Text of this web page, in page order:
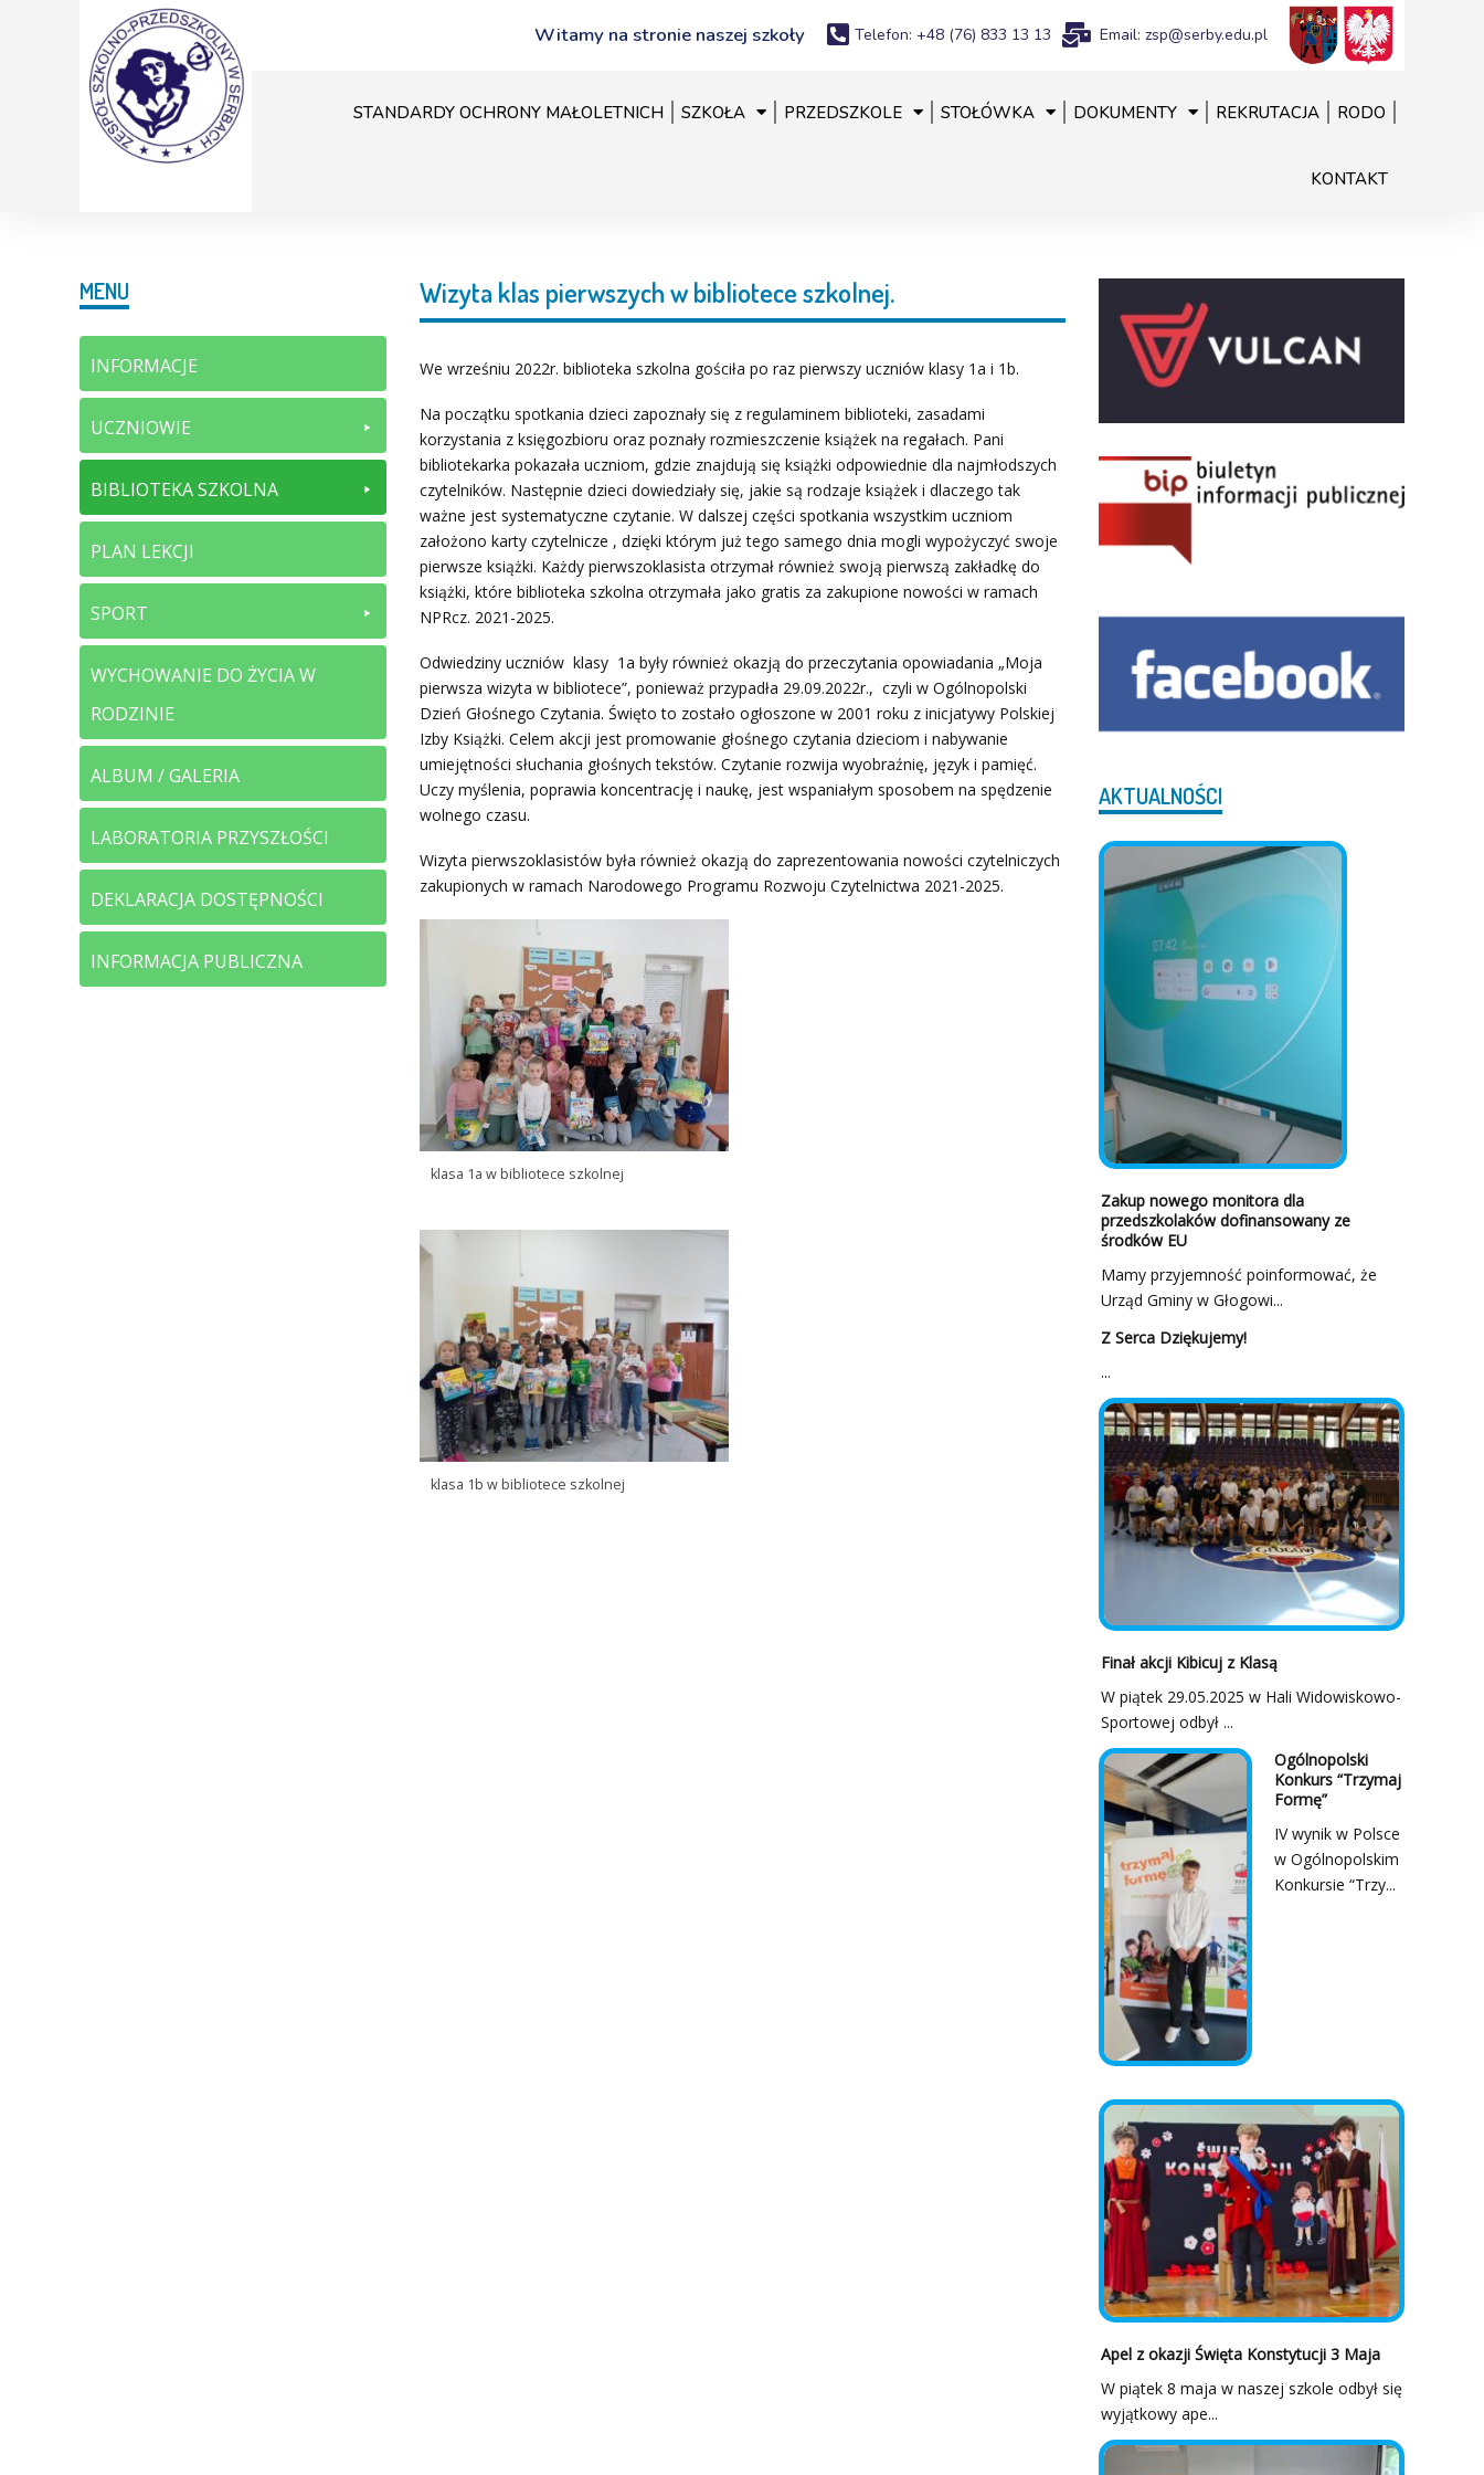
Witamy na stronie naszej szkoły Telefon: +48 (76) 833 13 13 Email: zsp@serby.edu.pl
STANDARDY OCHRONY MAŁOLETNICH SZKOŁA PRZEDSZKOLE STOŁÓWKA DOKUMENTY REKRUTACJA RODO
KONTAKT
Wizyta klas pierwszych w bibliotece szkolnej.
We wrześniu 2022r. biblioteka szkolna gościła po raz pierwszy uczniów klasy 1a i 1b.
Na początku spotkania dzieci zapoznały się z regulaminem biblioteki, zasadami
korzystania z księgozbioru oraz poznały rozmieszczenie książek na regałach. Pani
bibliotekarka pokazała uczniom, gdzie znajdują się książki odpowiednie dla najmłodszych
czytelników. Następnie dzieci dowiedziały się, jakie są rodzaje książek i dlaczego tak
ważne jest systematyczne czytanie. W dalszej części spotkania wszystkim uczniom
założono karty czytelnicze , dzięki którym już tego samego dnia mogli wypożyczyć swoje
pierwsze książki. Każdy pierwszoklasista otrzymał również swoją pierwszą zakładkę do
książki, które biblioteka szkolna otrzymała jako gratis za zakupione nowości w ramach
NPRcz. 2021-2025.
Odwiedziny uczniów klasy 1a były również okazją do przeczytania opowiadania „Moja
pierwsza wizyta w bibliotece”, ponieważ przypadła 29.09.2022r., czyli w Ogólnopolski
Dzień Głośnego Czytania. Święto to zostało ogłoszone w 2001 roku z inicjatywy Polskiej
Izby Książki. Celem akcji jest promowanie głośnego czytania dzieciom i nabywanie
umiejętności słuchania głośnych tekstów. Czytanie rozwija wyobraźnię, język i pamięć.
Uczy myślenia, poprawia koncentrację i naukę, jest wspaniałym sposobem na spędzenie
wolnego czasu.
Wizyta pierwszoklasistów była również okazją do zaprezentowania nowości czytelniczych
zakupionych w ramach Narodowego Programu Rozwoju Czytelnictwa 2021-2025.
klasa 1a w bibliotece szkolnej
klasa 1b w bibliotece szkolnej
MENU
INFORMACJE
UCZNIOWIE
BIBLIOTEKA SZKOLNA
PLAN LEKCJI
SPORT
WYCHOWANIE DO ŻYCIA W
RODZINIE
ALBUM / GALERIA
LABORATORIA PRZYSZŁOŚCI
DEKLARACJA DOSTĘPNOŚCI
INFORMACJA PUBLICZNA
AKTUALNOŚCI
Zakup nowego monitora dla
przedszkolaków dofinansowany ze
środków EU
Mamy przyjemność poinformować, że
Urząd Gminy w Głogowi...
Z Serca Dziękujemy!
...
Finał akcji Kibicuj z Klasą
W piątek 29.05.2025 w Hali Widowiskowo-
Sportowej odbył ...
Ogólnopolski
Konkurs “Trzymaj
Formę”
IV wynik w Polsce
w Ogólnopolskim
Konkursie “Trzy...
Apel z okazji Święta Konstytucji 3 Maja
W piątek 8 maja w naszej szkole odbył się
wyjątkowy ape...